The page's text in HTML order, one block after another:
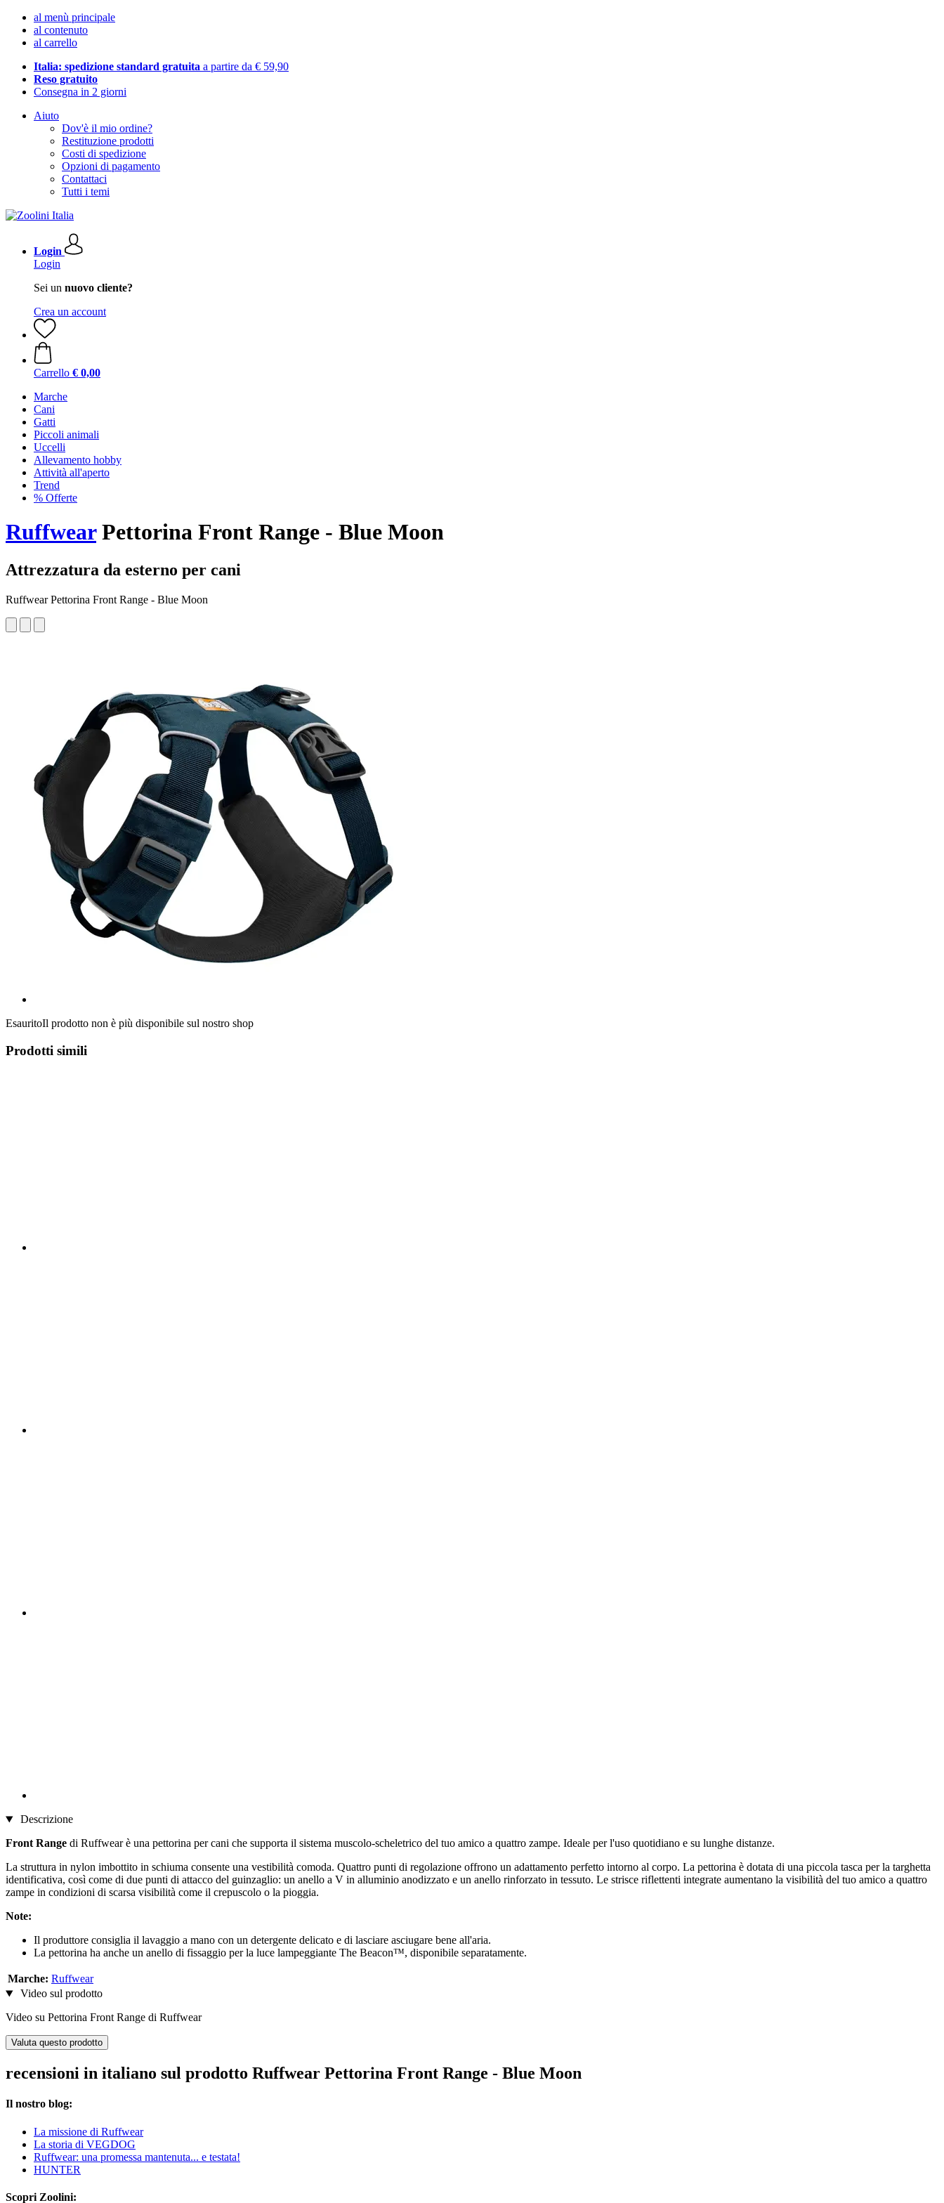
al menù principale
al contenuto
al carrello
Italia: spedizione standard gratuita a partire da € 59,90
Reso gratuito
Consegna in 2 giorni
Aiuto
Dov'è il mio ordine?
Restituzione prodotti
Costi di spedizione
Opzioni di pagamento
Contattaci
Tutti i temi
Login
Login
Sei un nuovo cliente?
Crea un account
Carrello € 0,00
Marche
Cani
Gatti
Piccoli animali
Uccelli
Allevamento hobby
Attività all'aperto
Trend
% Offerte
RuffwearPettorina Front Range - Blue Moon
Attrezzatura da esterno per cani
Ruffwear Pettorina Front Range - Blue Moon
EsauritoIl prodotto non è più disponibile sul nostro shop
Prodotti simili
Descrizione
Front Range di Ruffwear è una pettorina per cani che supporta il sistema muscolo-scheletrico del tuo amico a quattro zampe. Ideale per l'uso quotidiano e su lunghe distanze.
La struttura in nylon imbottito in schiuma consente una vestibilità comoda. Quattro punti di regolazione offrono un adattamento perfetto intorno al corpo. La pettorina è dotata di una piccola tasca per la targhetta
identificativa, così come di due punti di attacco del guinzaglio: un anello a V in alluminio anodizzato e un anello rinforzato in tessuto. Le strisce riflettenti integrate aumentano la visibilità del tuo amico a quattro
zampe in condizioni di scarsa visibilità come il crepuscolo o la pioggia.
Note:
Il produttore consiglia il lavaggio a mano con un detergente delicato e di lasciare asciugare bene all'aria.
La pettorina ha anche un anello di fissaggio per la luce lampeggiante The Beacon™, disponibile separatamente.
Marche: Ruffwear
Video sul prodotto
Video su Pettorina Front Range di Ruffwear
Valuta questo prodotto
recensioni in italiano sul prodotto Ruffwear Pettorina Front Range - Blue Moon
Il nostro blog:
La missione di Ruffwear
La storia di VEGDOG
Ruffwear: una promessa mantenuta... e testata!
HUNTER
Scopri Zoolini: